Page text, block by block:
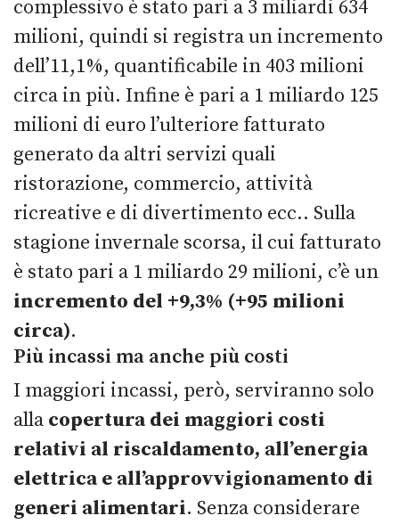
complessivo è stato pari a 3 miliardi 634
milioni, quindi si registra un incremento
dell’11,1%, quantificabile in 403 milioni
circa in più. Infine è pari a 1 miliardo 125
milioni di euro l’ulteriore fatturato
generato da altri servizi quali
ristorazione, commercio, attività
ricreative e di divertimento ecc.. Sulla
stagione invernale scorsa, il cui fatturato
è stato pari a 1 miliardo 29 milioni, c’è un
incremento del +9,3% (+95 milioni
circa).
Più incassi ma anche più costi
I maggiori incassi, però, serviranno solo
alla copertura dei maggiori costi
relativi al riscaldamento, all’energia
elettrica e all’approvvigionamento di
generi alimentari. Senza considerare